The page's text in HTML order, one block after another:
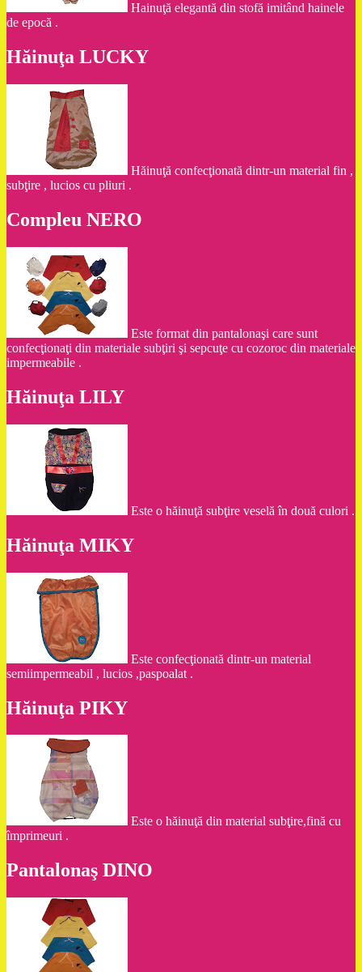
Hainuţă elegantă din stofă imitând hainele
de epocă .
Hăinuţa LUCKY
Hăinuţă confecţionată dintr-un material fin ,
subţire , lucios cu pliuri .
Compleu NERO
Este format din pantalonaşi care sunt
confecţionaţi din materiale subţiri şi sepcuţe cu cozoroc din materiale
impermeabile .
Hăinuţa LILY
Este o hăinuţă subţire veselă în două culori .
Hăinuţa MIKY
Este confecţionată dintr-un material
semiimpermeabil , lucios ,paspoalat .
Hăinuţa PIKY
Este o hăinuţă din material subţire,fină cu
împrimeuri .
Pantalonaş DINO